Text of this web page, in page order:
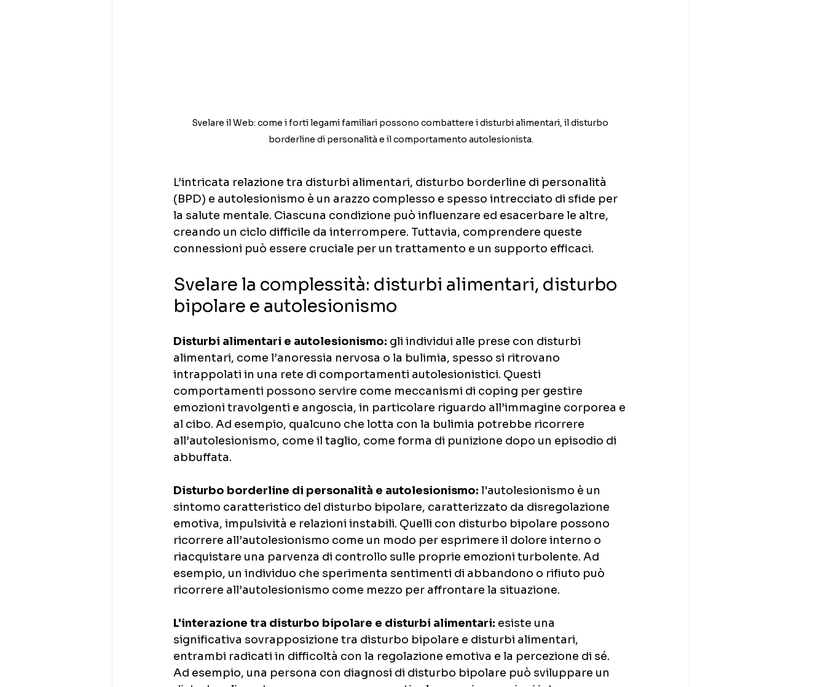
Svelare il Web: come i forti legami familiari possono combattere i disturbi alimentari, il disturbo
borderline di personalità e il comportamento autolesionista.
L’intricata relazione tra disturbi alimentari, disturbo borderline di personalità
(BPD) e autolesionismo è un arazzo complesso e spesso intrecciato di sfide per
la salute mentale. Ciascuna condizione può influenzare ed esacerbare le altre,
creando un ciclo difficile da interrompere. Tuttavia, comprendere queste
connessioni può essere cruciale per un trattamento e un supporto efficaci.
Svelare la complessità: disturbi alimentari, disturbo
bipolare e autolesionismo
Disturbi alimentari e autolesionismo: gli individui alle prese con disturbi
alimentari, come l’anoressia nervosa o la bulimia, spesso si ritrovano
intrappolati in una rete di comportamenti autolesionistici. Questi
comportamenti possono servire come meccanismi di coping per gestire
emozioni travolgenti e angoscia, in particolare riguardo all’immagine corporea e
al cibo. Ad esempio, qualcuno che lotta con la bulimia potrebbe ricorrere
all’autolesionismo, come il taglio, come forma di punizione dopo un episodio di
abbuffata.
Disturbo borderline di personalità e autolesionismo: l'autolesionismo è un
sintomo caratteristico del disturbo bipolare, caratterizzato da disregolazione
emotiva, impulsività e relazioni instabili. Quelli con disturbo bipolare possono
ricorrere all’autolesionismo come un modo per esprimere il dolore interno o
riacquistare una parvenza di controllo sulle proprie emozioni turbolente. Ad
esempio, un individuo che sperimenta sentimenti di abbandono o rifiuto può
ricorrere all’autolesionismo come mezzo per affrontare la situazione.
L'interazione tra disturbo bipolare e disturbi alimentari: esiste una
significativa sovrapposizione tra disturbo bipolare e disturbi alimentari,
entrambi radicati in difficoltà con la regolazione emotiva e la percezione di sé.
Ad esempio, una persona con diagnosi di disturbo bipolare può sviluppare un